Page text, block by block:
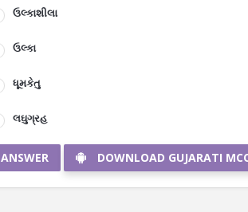
ઉલ્કાશીલા
ઉલ્કા
ધૂમકેતુ
લઘુગ્રહ
ANSWER DOWNLOAD GUJARATI